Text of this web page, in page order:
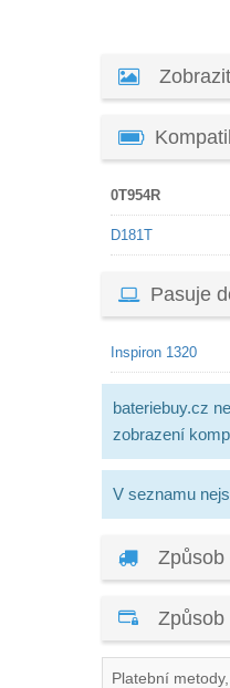
0T954R
D181T
Pasuje
Inspiron 1320
bateriebuy.cz
zobrazení
V seznamu
Způsob
Způsob
Platební